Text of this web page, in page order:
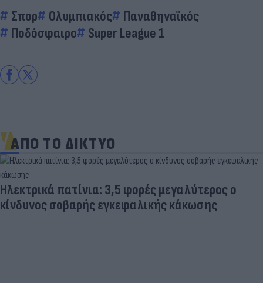
Σπορ Ολυμπιακός
Παναθηναϊκός
Ποδόσφαιρο
Super League 1
ΑΠΟ ΤΟ ΔΙΚΤΥΟ